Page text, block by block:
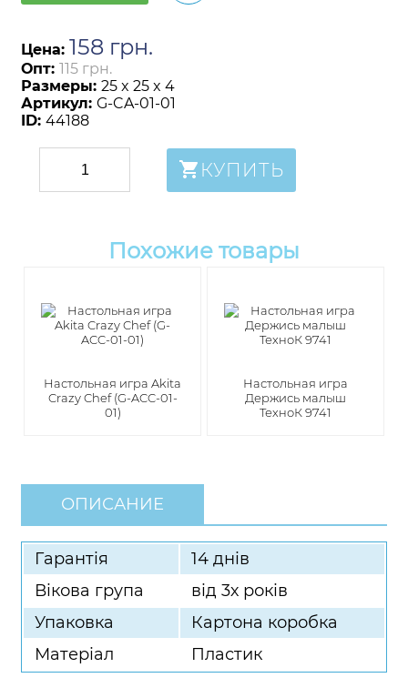
Цена: 158 грн.
Опт: 115 грн.
Размеры: 25 x 25 x 4
Артикул: G-CA-01-01
ID: 44188
КУПИТЬ
Похожие товары
Настольная игра Akita
Crazy Chef (G-ACC-01-
01)
Настольная игра
Держись малыш
ТехноК 9741
ОПИСАНИЕ
Гарантія
14 днів
Вікова група
від 3х років
Упаковка
Картона коробка
Матеріал
Пластик